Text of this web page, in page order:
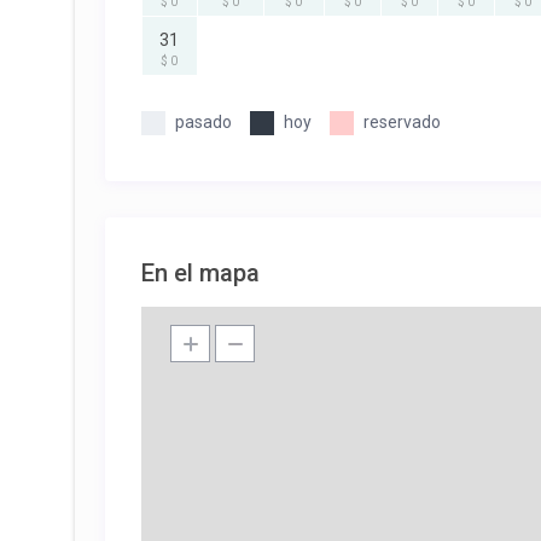
31
$ 0
pasado hoy reservado
En el mapa